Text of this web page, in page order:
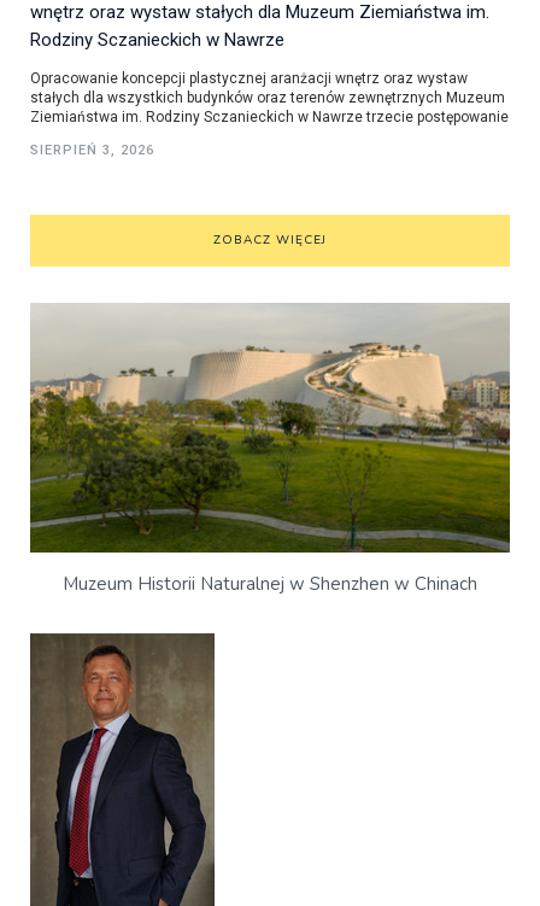
wnętrz oraz wystaw stałych dla Muzeum Ziemiaństwa im.
Rodziny Sczanieckich w Nawrze
Opracowanie koncepcji plastycznej aranżacji wnętrz oraz wystaw
stałych dla wszystkich budynków oraz terenów zewnętrznych Muzeum
Ziemiaństwa im. Rodziny Sczanieckich w Nawrze trzecie postępowanie
SIERPIEŃ 3, 2026
ZOBACZ WIĘCEJ
Muzeum Historii Naturalnej w Shenzhen w Chinach